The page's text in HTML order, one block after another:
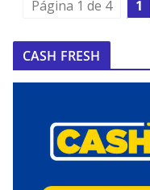
Página 1 de 4 1
CASH FRESH